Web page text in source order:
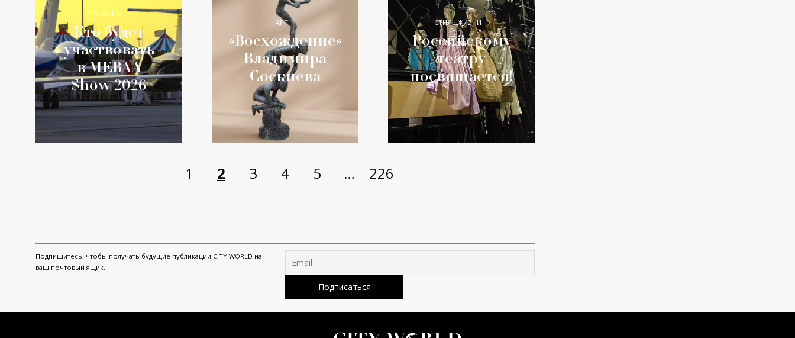
РОСКОШЬ
Кто будет
участвовать
в MEBAA
Show 2026
АРТ
«Восхождение»
Владимира
Соскиева
СТИЛЬ ЖИЗНИ
Российскому
театру
посвящается!
1 2 3 4 5 … 226
Подпишитесь, чтобы получать будущие публикации CITY WORLD на
ваш почтовый ящик.